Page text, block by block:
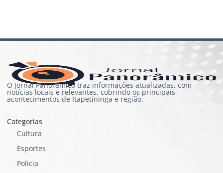
O Jornal Panorâmico traz informações atualizadas, com
notícias locais e relevantes, cobrindo os principais
acontecimentos de Itapetininga e região.
Categorias
Cultura
Esportes
Polícia